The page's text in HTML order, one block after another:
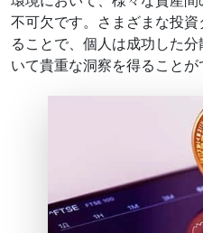
不可欠です。さまざまな投
ることで、個人は成功した
いて貴重な洞察を得ることが